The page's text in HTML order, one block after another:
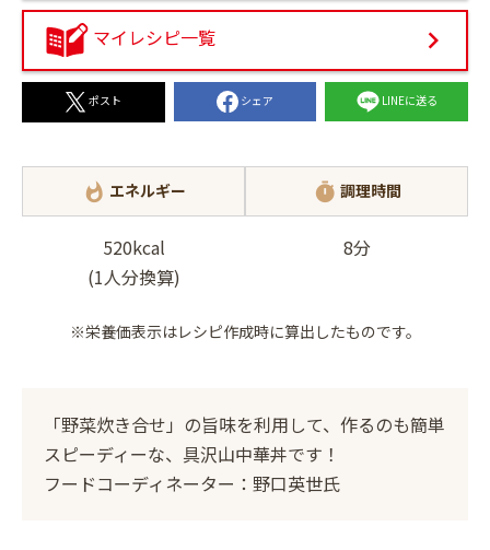
マイレシピ一覧
ポスト シェア LINEに送る
whatshot エネルギー
520kcal
(1人分換算)
timer 調理時間
8分
※栄養価表示はレシピ作成時に算出したものです。
「野菜炊き合せ」の旨味を利用して、作るのも簡単
スピーディーな、具沢山中華丼です！
フードコーディネーター：野口英世氏